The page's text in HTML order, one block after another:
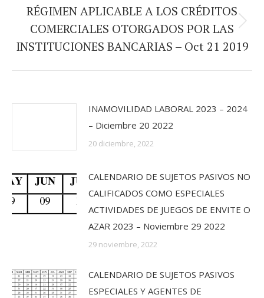
Next
post:
RÉGIMEN APLICABLE A LOS CRÉDITOS
COMERCIALES OTORGADOS POR LAS
INSTITUCIONES BANCARIAS – Oct 21 2019
INAMOVILIDAD LABORAL 2023 – 2024
– Diciembre 20 2022
20 diciembre, 2022
CALENDARIO DE SUJETOS PASIVOS NO
CALIFICADOS COMO ESPECIALES
ACTIVIDADES DE JUEGOS DE ENVITE O
AZAR 2023 – Noviembre 29 2022
29 noviembre, 2022
CALENDARIO DE SUJETOS PASIVOS
ESPECIALES Y AGENTES DE